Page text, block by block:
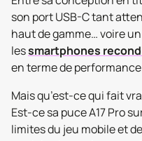
son port USB-C tant
haut de gamme… voire
lessmartphones
en terme de
Mais qu’est-ce qui fait
Est-ce sa puce A17 Pro
limites du jeu mobile et